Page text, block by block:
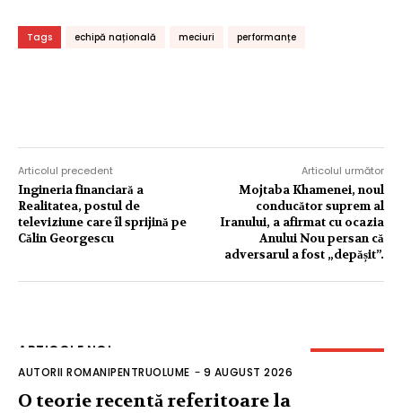
Tags echipă națională meciuri performanțe
Articolul precedent
Ingineria financiară a
Realitatea, postul de
televiziune care îl sprijină pe
Călin Georgescu
Articolul următor
Mojtaba Khamenei, noul
conducător suprem al
Iranului, a afirmat cu ocazia
Anului Nou persan că
adversarul a fost „depășit”.
ARTICOLE NOI
AUTORII ROMANIPENTRUOLUME - 9 AUGUST 2026
O teorie recentă referitoare la